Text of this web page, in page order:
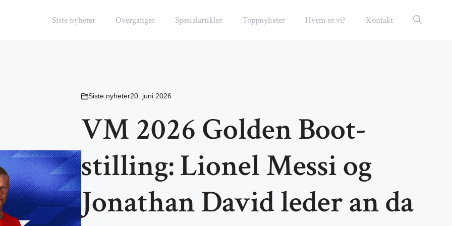
Siste nyheter Overganger Spesialartikler Toppnyheter Hvem er vi? Kontakt
Siste nyheter20. juni 2026
VM 2026 Golden Boot-
stilling: Lionel Messi og
Jonathan David leder an da